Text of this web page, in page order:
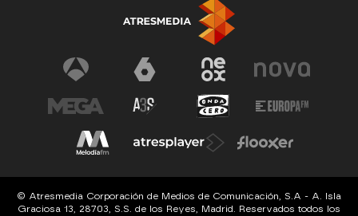
© Atresmedia Corporación de Medios de Comunicación, S.A - A. Isla
Graciosa 13, 28703, S.S. de los Reyes, Madrid. Reservados todos los